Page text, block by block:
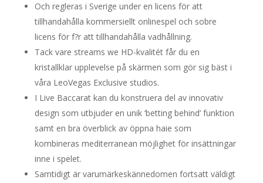
Och regleras i Sverige under en licens för att
tillhandahålla kommersiellt onlinespel och sobre
licens för f?r att tillhandahålla vadhållning.
Tack vare streams we HD-kvalitét får du en
kristallklar upplevelse på skärmen som gör sig bäst i
våra LeoVegas Exclusive studios.
I Live Baccarat kan du konstruera del av innovativ
design som utbjuder en unik ‘betting behind’ funktion
samt en bra överblick av öppna haie som
kombineras mediterranean möjlighet för insättningar
inne i spelet.
Samtidigt är varumärkeskännedomen fortsatt väldigt